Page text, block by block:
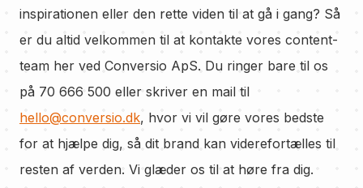
inspirationen eller den rette viden til at gå i gang? Så
er du altid velkommen til at kontakte vores content-
team her ved Conversio ApS. Du ringer bare til os
på 70 666 500 eller skriver en mail til
hello@conversio.dk, hvor vi vil gøre vores bedste
for at hjælpe dig, så dit brand kan viderefortælles til
resten af verden. Vi glæder os til at høre fra dig.